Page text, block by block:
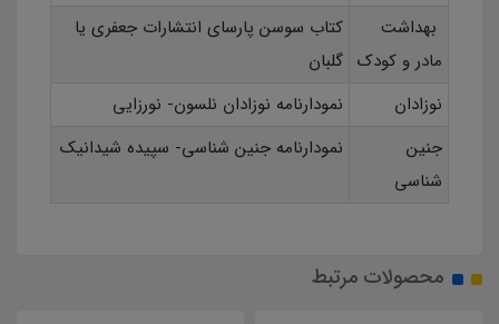
بهداشت
مادر و كودک
کتاب سوسن پارسای انتشارات جعفری یا
گلبان
نوزادان
نمودارنامه نوزادان نلسون- نورزایی
جنين
شناسی
نمودارنامه جنین شناسی- سپیده شیدانیک
محصولات مرتبط